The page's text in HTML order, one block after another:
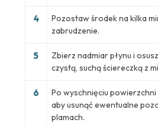
4
Pozostaw środek na kilka
zabrudzenie.
5
Zbierz nadmiar płynu i
czystą, suchą ściereczką z
6
Po wyschnięciu
aby usunąć ewentualne
plamach.